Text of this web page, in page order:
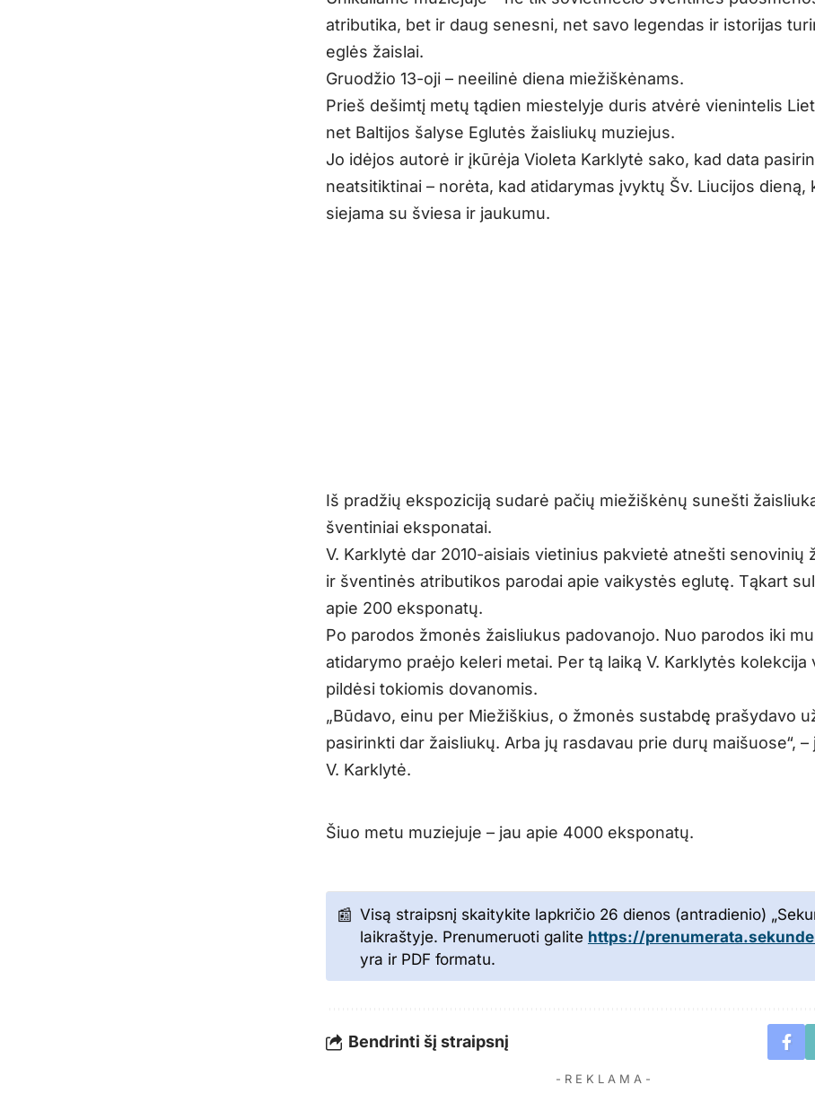
atributika, bet ir daug senesni, net savo legendas ir istorijas
eglės žaislai.
Gruodžio 13-oji – neeilinė diena miežiškėnams.
Prieš dešimtį metų tądien miestelyje duris atvėrė vienintelis
net Baltijos šalyse Eglutės žaisliukų muziejus.
Jo idėjos autorė ir įkūrėja Violeta Karklytė sako, kad data
neatsitiktinai – norėta, kad atidarymas įvyktų Šv. Liucijos dieną,
siejama su šviesa ir jaukumu.
Iš pradžių ekspoziciją sudarė pačių miežiškėnų sunešti
šventiniai eksponatai.
V. Karklytė dar 2010-aisiais vietinius pakvietė atnešti senovinių
ir šventinės atributikos parodai apie vaikystės eglutę. Tąkart
apie 200 eksponatų.
Po parodos žmonės žaisliukus padovanojo. Nuo parodos iki
atidarymo praėjo keleri metai. Per tą laiką V. Karklytės kolekcija
pildėsi tokiomis dovanomis.
„Būdavo, einu per Miežiškius, o žmonės sustabdę prašydavo
pasirinkti dar žaisliukų. Arba jų rasdavau prie durų maišuose“, –
V. Karklytė.
Šiuo metu muziejuje – jau apie 4000 eksponatų.
Visą straipsnį skaitykite lapkričio 26 dienos (antradienio)
laikraštyje. Prenumeruoti galite https://
yra ir PDF formatu.
Bendrinti šį straipsnį
- R E K L A M A -